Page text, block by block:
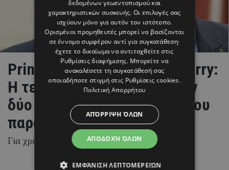
Prince William και Prince Harry:
Η τελευταία συνάντηση των
δύο αδελφών και η σχέση που
παραμένει στον πάγο
Για χρόνια υπήρξαν σχεδόν αχώριστοι.
δεδομένων γεωεντοπισμού και
χαρακτηριστικών συσκευής. Οι επιλογές σας
ισχύουν μόνο για αυτόν τον ιστότοπο.
Ορισμένοι προμηθευτές μπορεί να βασίζονται
σε έννομο συμφέρον αντί για συγκατάθεση·
έχετε το δικαίωμα να αντιταχθείτε στις
Ρυθμίσεις διαφήμισης. Μπορείτε να
ανακαλέσετε τη συγκατάθεσή σας
οποιαδήποτε στιγμή στις Ρυθμίσεις cookies.
Πολιτική Απορρήτου
ΑΠΟΔΟΧΉ ΌΛΩΝ
ΑΠΌΡΡΙΨΗ ΌΛΩΝ
ΕΜΦΆΝΙΣΗ ΛΕΠΤΟΜΕΡΕΙΏΝ